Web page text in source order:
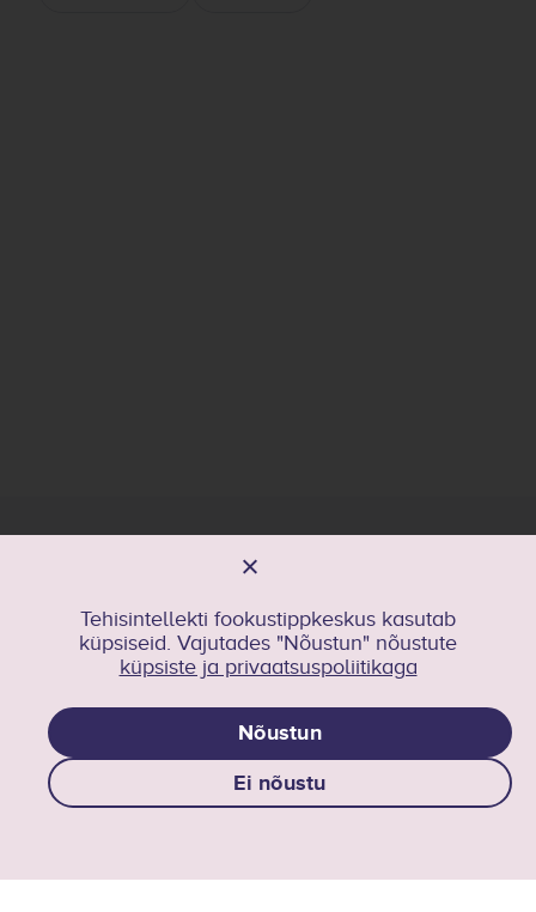
julija.monnakmae@taltech.ee
Tehisintellekti Fookustippkeskus
Jälgi meid LinkedINis
AI TalTechis
Koostöö
Tehisintellekti fookustippkeskus kasutab
küpsiseid. Vajutades "Nõustun" nõustute
küpsiste ja privaatsuspoliitikaga
Nõustun
Ei nõustu